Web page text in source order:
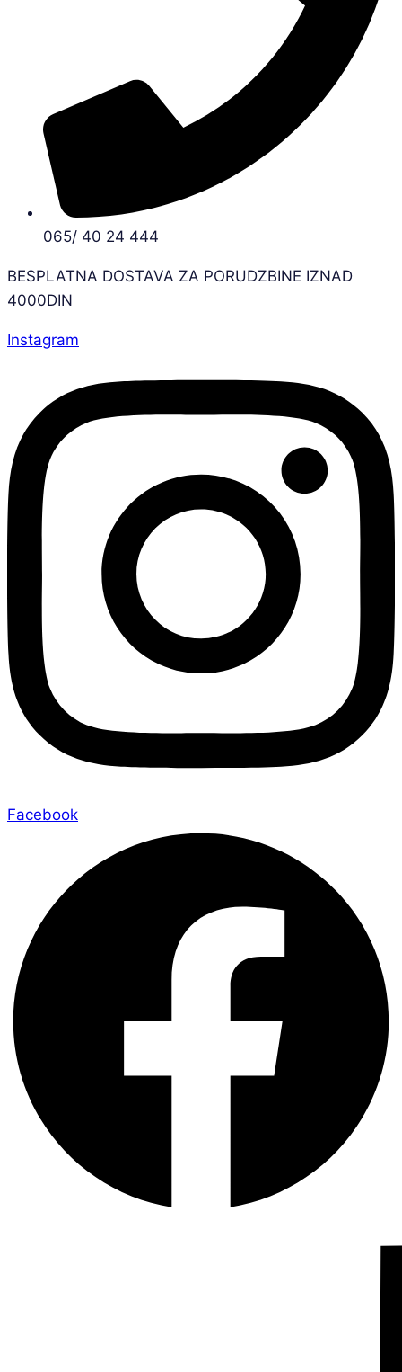
065/ 40 24 444
BESPLATNA DOSTAVA ZA PORUDZBINE IZNAD
4000DIN
Instagram
Facebook